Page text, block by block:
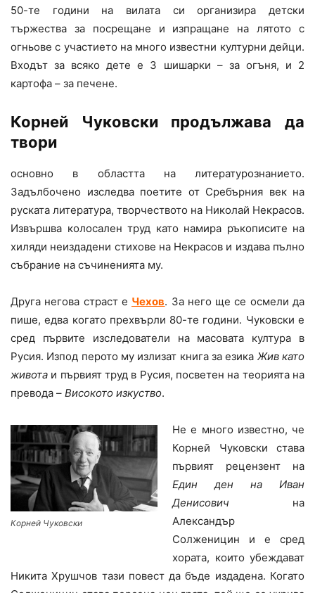
50-те години на вилата си организира детски
тържества за посрещане и изпращане на лятото с
огньове с участието на много известни културни дейци.
Входът за всяко дете е 3 шишарки – за огъня, и 2
картофа – за печене.
Корней Чуковски продължава да
твори
основно в областта на литературознанието.
Задълбочено изследва поетите от Сребърния век на
руската литература, творчеството на Николай Некрасов.
Извършва колосален труд като намира ръкописите на
хиляди неиздадени стихове на Некрасов и издава пълно
събрание на съчиненията му.
Друга негова страст е Чехов. За него ще се осмели да
пише, едва когато прехвърли 80-те години. Чуковски е
сред първите изследователи на масовата култура в
Русия. Изпод перото му излизат книга за езика Жив като
живота и първият труд в Русия, посветен на теорията на
превода – Високото изкуство.
Корней Чуковски
Не е много известно, че
Корней Чуковски става
първият рецензент на
Един ден на Иван
Денисович на
Александър
Солженицин и е сред
хората, които убеждават
Никита Хрушчов тази повест да бъде издадена. Когато